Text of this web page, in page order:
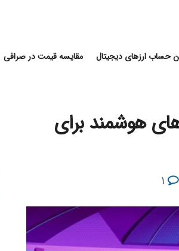
حساب ارزهای دیجیتال مقایسه قیمت در صرافی
هوشمند برای